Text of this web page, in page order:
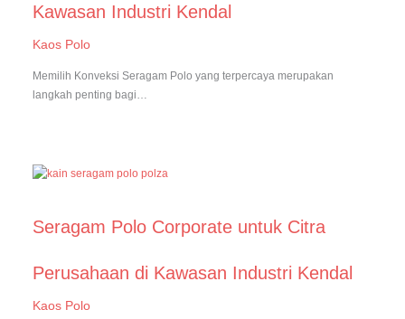
Kawasan Industri Kendal
Kaos Polo
Memilih Konveksi Seragam Polo yang terpercaya merupakan
langkah penting bagi…
Seragam Polo Corporate untuk Citra
Perusahaan di Kawasan Industri Kendal
Kaos Polo